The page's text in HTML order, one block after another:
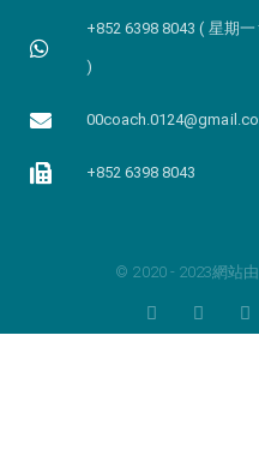
+852 6398 8043 ( 星期
)
+852 6398 8043
© 2020 - 2023網站